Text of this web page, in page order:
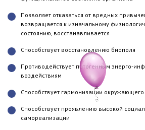
Позволяет отказаться от вредных
возвращается к изначальному
состоянию, восстанавливается
Способствует восстановлению биополя
Противодействует патогенным энерго-
воздействиям
Способствует гармонизации окружающего
Способствует проявлению высо­кой
самореализации